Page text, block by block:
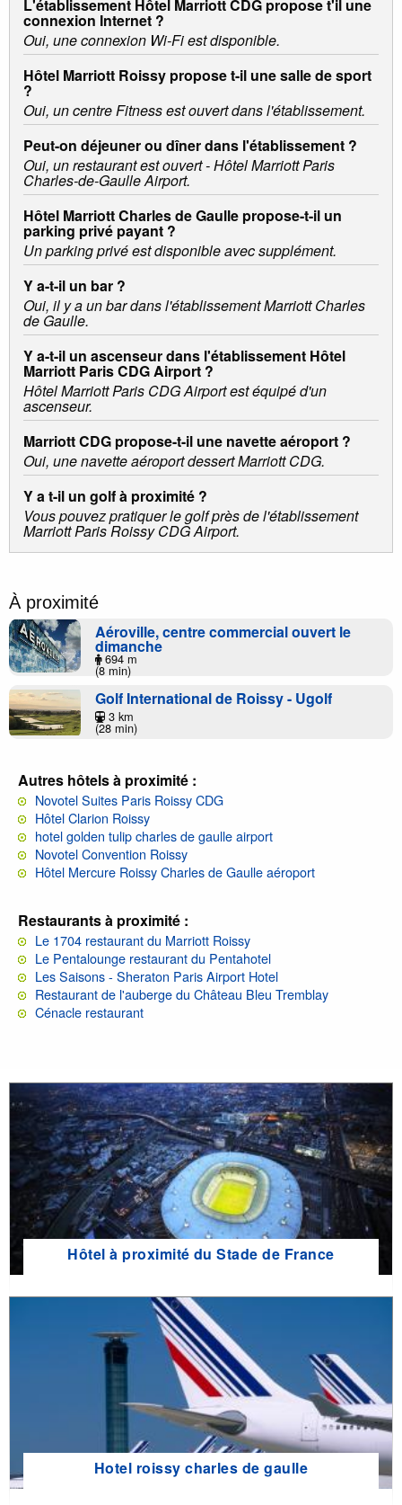
L'établissement Hôtel Marriott CDG propose t'il une
connexion Internet ?
Oui, une connexion Wi-Fi est disponible.
Hôtel Marriott Roissy propose t-il une salle de sport
?
Oui, un centre Fitness est ouvert dans l'établissement.
Peut-on déjeuner ou dîner dans l'établissement ?
Oui, un restaurant est ouvert - Hôtel Marriott Paris
Charles-de-Gaulle Airport.
Hôtel Marriott Charles de Gaulle propose-t-il un
parking privé payant ?
Un parking privé est disponible avec supplément.
Y a-t-il un bar ?
Oui, il y a un bar dans l'établissement Marriott Charles
de Gaulle.
Y a-t-il un ascenseur dans l'établissement Hôtel
Marriott Paris CDG Airport ?
Hôtel Marriott Paris CDG Airport est équipé d'un
ascenseur.
Marriott CDG propose-t-il une navette aéroport ?
Oui, une navette aéroport dessert Marriott CDG.
Y a t-il un golf à proximité ?
Vous pouvez pratiquer le golf près de l'établissement
Marriott Paris Roissy CDG Airport.
À proximité
Aéroville, centre commercial ouvert le
dimanche
694 m
(8 min)
Golf International de Roissy - Ugolf
3 km
(28 min)
Autres hôtels à proximité :
Novotel Suites Paris Roissy CDG
Hôtel Clarion Roissy
hotel golden tulip charles de gaulle airport
Novotel Convention Roissy
Hôtel Mercure Roissy Charles de Gaulle aéroport
Restaurants à proximité :
Le 1704 restaurant du Marriott Roissy
Le Pentalounge restaurant du Pentahotel
Les Saisons - Sheraton Paris Airport Hotel
Restaurant de l'auberge du Château Bleu Tremblay
Cénacle restaurant
Hôtel à proximité du Stade de France
Hotel roissy charles de gaulle